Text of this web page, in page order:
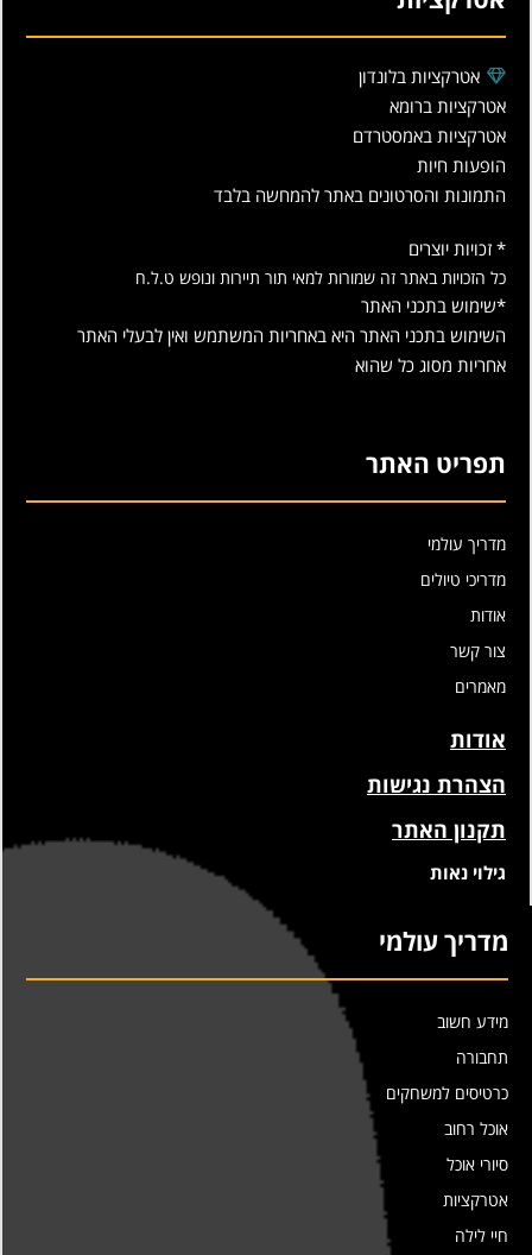
אטרקציות בלונדון
אטרקציות ברומא
אטרקציות באמסטרדם
הופעות חיות
התמונות והסרטונים באתר להמחשה בלבד
* זכויות יוצרים
כל הזכויות באתר זה שמורות למאי תור תיירות ונופש ט.ל.ח
*שימוש בתכני האתר
השימוש בתכני האתר היא באחריות המשתמש ואין לבעלי האתר
אחריות מסוג כל שהוא
תפריט האתר
מדריך עולמי
מדריכי טיולים
אודות
צור קשר
מאמרים
אודות
הצהרת נגישות
תקנון האתר
גילוי נאות
מדריך עולמי
מידע חשוב
תחבורה
כרטיסים למשחקים
אוכל רחוב
סיורי אוכל
אטרקציות
חיי לילה